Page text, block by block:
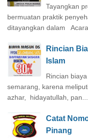
Tayangkan
bermuatan praktik
ditayangkan dalam Acara
Rincian
Islam
Rincian
semarang, karena
azhar, hidayatullah, pan...
Catat
Pinang